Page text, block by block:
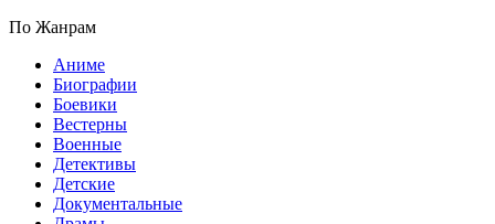
По Жанрам
Аниме
Биографии
Боевики
Вестерны
Военные
Детективы
Детские
Документальные